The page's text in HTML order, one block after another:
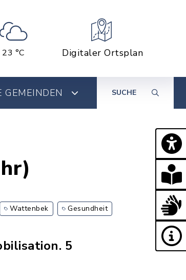
23 °C Digitaler Ortsplan
GEMEINDEN SUCHE
Wattenbek Gesundheit
5